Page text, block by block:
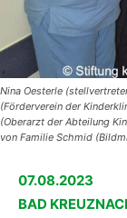
Nina Oesterle
(Förderverein der
(Oberarzt der Abteilung
von Familie Schmid
07.08.2023
BAD